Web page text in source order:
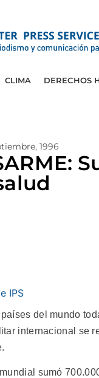
CLIMA DERECHOS
1996
IPS
del mundo
internacional se
sumó